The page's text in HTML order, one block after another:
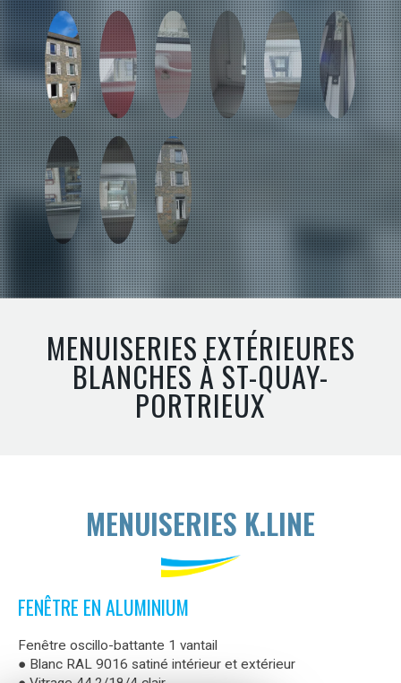
MENUISERIES EXTÉRIEURES
BLANCHES À ST-QUAY-
PORTRIEUX
MENUISERIES K.LINE
FENÊTRE EN ALUMINIUM
Fenêtre oscillo-battante 1 vantail
● Blanc RAL 9016 satiné intérieur et extérieur